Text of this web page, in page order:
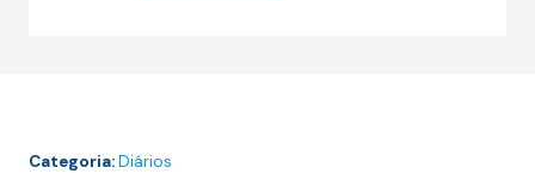
1962
Categoria:Diários